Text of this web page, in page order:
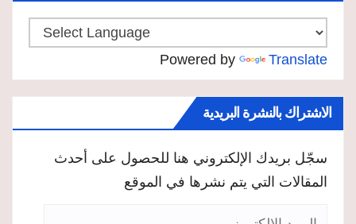
Powered by Translate
الاشتراك بالنشرة البريدية
سجّل بريدك الإلكتروني هنا للحصول على أحدث
المقالات التي يتم نشرها في الموقع
البريد